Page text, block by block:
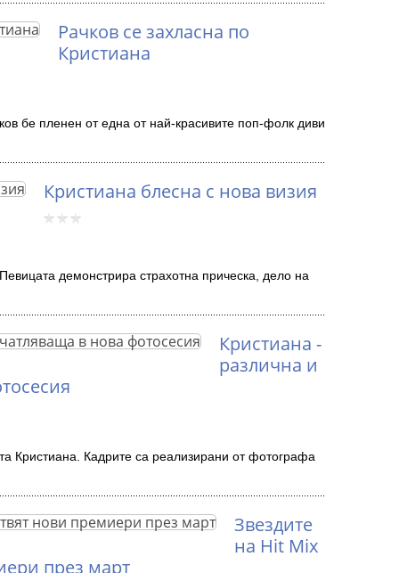
Рачков се захласна по
Кристиана
бе пленен от една от най-красивите поп-фолк диви
Кристиана блесна с нова визия
демонстрира страхотна прическа, дело на
Кристиана -
различна и
Кристиана. Кадрите са реализирани от фотографа
Звездите
на Hit Mix
през март